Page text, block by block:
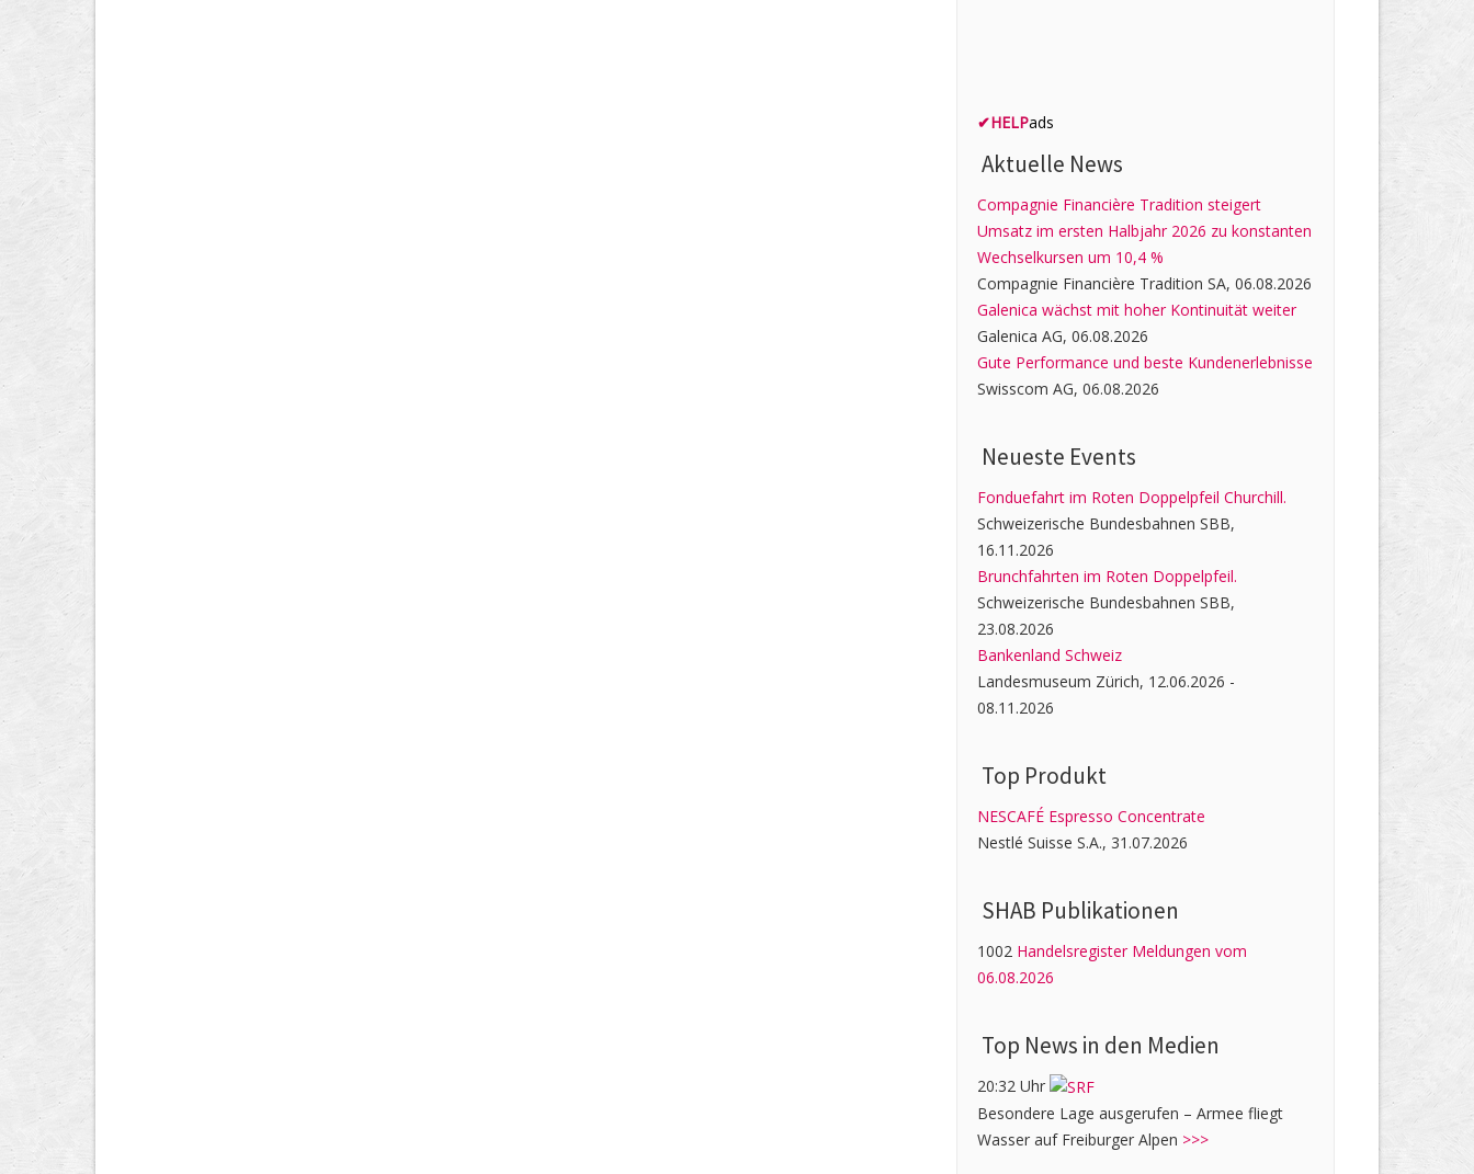
✔HELPads
Aktuelle News
Compagnie Financière Tradition steigert
Umsatz im ersten Halbjahr 2026 zu konstanten
Wechselkursen um 10,4 %
Compagnie Financière Tradition SA, 06.08.2026
Galenica wächst mit hoher Kontinuität weiter
Galenica AG, 06.08.2026
Gute Performance und beste Kundenerlebnisse
Swisscom AG, 06.08.2026
Neueste Events
Fonduefahrt im Roten Doppelpfeil Churchill.
Schweizerische Bundesbahnen SBB,
16.11.2026
Brunchfahrten im Roten Doppelpfeil.
Schweizerische Bundesbahnen SBB,
23.08.2026
Bankenland Schweiz
Landesmuseum Zürich, 12.06.2026 -
08.11.2026
Top Produkt
NESCAFÉ Espresso Concentrate
Nestlé Suisse S.A., 31.07.2026
SHAB Publi­kati­onen
1002 Handelsregister Meldungen vom
06.08.2026
Top News in den Medien
20:32 Uhr
Besondere Lage ausgerufen – Armee fliegt
Wasser auf Freiburger Alpen >>>